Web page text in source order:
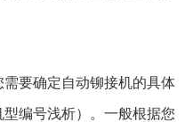
要确定自动铆接机的具体
编号浅析）。一般根据您